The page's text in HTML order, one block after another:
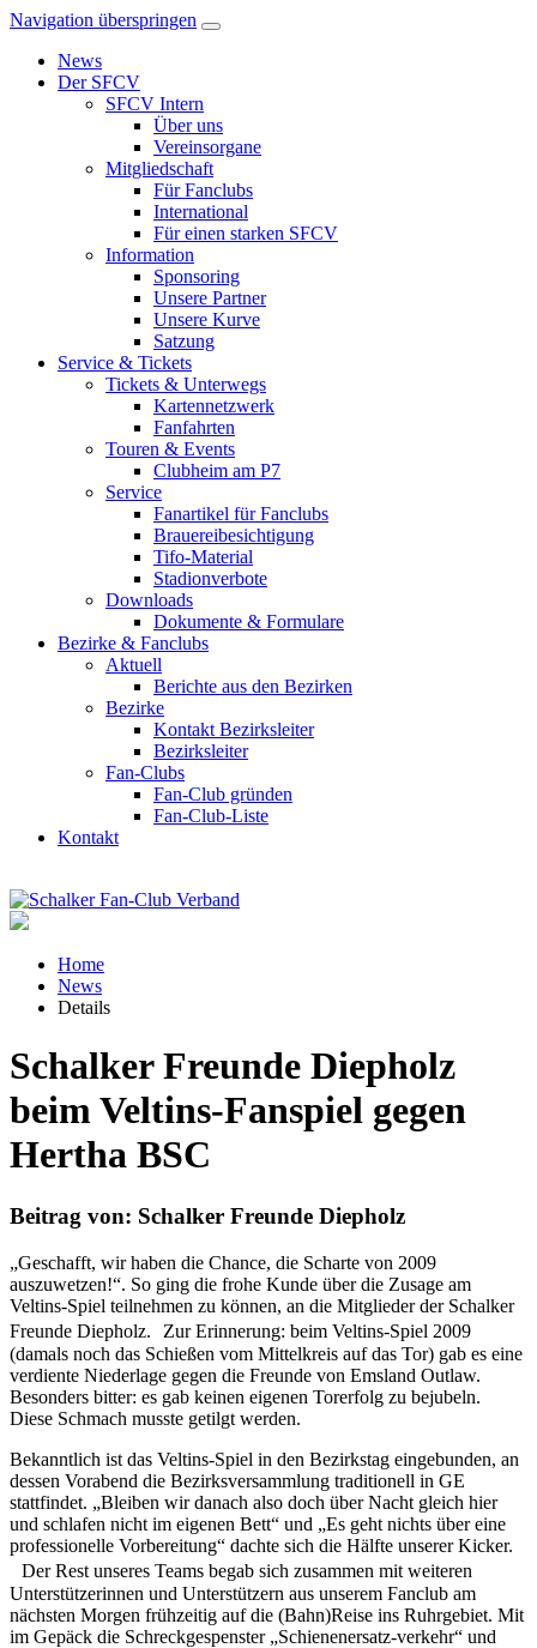
Navigation überspringen
News
Der SFCV
SFCV Intern
Über uns
Vereinsorgane
Mitgliedschaft
Für Fanclubs
International
Für einen starken SFCV
Information
Sponsoring
Unsere Partner
Unsere Kurve
Satzung
Service & Tickets
Tickets & Unterwegs
Kartennetzwerk
Fanfahrten
Touren & Events
Clubheim am P7
Service
Fanartikel für Fanclubs
Brauereibesichtigung
Tifo-Material
Stadionverbote
Downloads
Dokumente & Formulare
Bezirke & Fanclubs
Aktuell
Berichte aus den Bezirken
Bezirke
Kontakt Bezirksleiter
Bezirksleiter
Fan-Clubs
Fan-Club gründen
Fan-Club-Liste
Kontakt
Home
News
Details
Schalker Freunde Diepholz
beim Veltins-Fanspiel gegen
Hertha BSC
Beitrag von: Schalker Freunde Diepholz
„Geschafft, wir haben die Chance, die Scharte von 2009
auszuwetzen!“. So ging die frohe Kunde über die Zusage am
Veltins-Spiel teilnehmen zu können, an die Mitglieder der Schalker
Freunde Diepholz. Zur Erinnerung: beim Veltins-Spiel 2009
(damals noch das Schießen vom Mittelkreis auf das Tor) gab es eine
verdiente Niederlage gegen die Freunde von Emsland Outlaw.
Besonders bitter: es gab keinen eigenen Torerfolg zu bejubeln.
Diese Schmach musste getilgt werden.
Bekanntlich ist das Veltins-Spiel in den Bezirkstag eingebunden, an
dessen Vorabend die Bezirksversammlung traditionell in GE
stattfindet. „Bleiben wir danach also doch über Nacht gleich hier
und schlafen nicht im eigenen Bett“ und „Es geht nichts über eine
professionelle Vorbereitung“ dachte sich die Hälfte unserer Kicker.
Der Rest unseres Teams begab sich zusammen mit weiteren
Unterstützerinnen und Unterstützern aus unserem Fanclub am
nächsten Morgen frühzeitig auf die (Bahn)Reise ins Ruhrgebiet. Mit
im Gepäck die Schreckgespenster „Schienenersatz-verkehr“ und